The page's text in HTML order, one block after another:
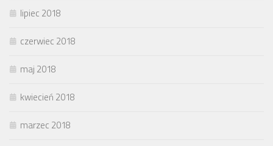
lipiec 2018
czerwiec 2018
maj 2018
kwiecień 2018
marzec 2018